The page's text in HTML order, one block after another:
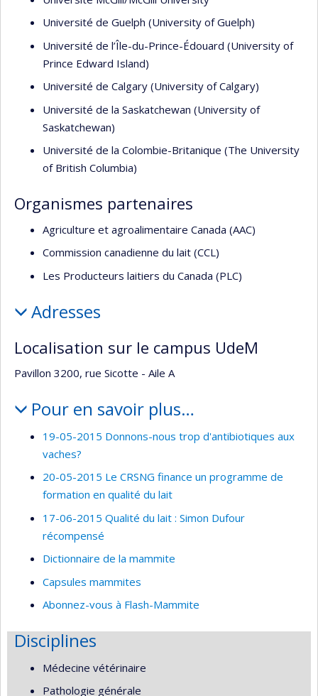
Université de Guelph (University of Guelph)
Université de l’Île-du-Prince-Édouard (University of
Prince Edward Island)
Université de Calgary (University of Calgary)
Université de la Saskatchewan (University of
Saskatchewan)
Université de la Colombie-Britanique (The University
of British Columbia)
Organismes partenaires
Agriculture et agroalimentaire Canada (AAC)
Commission canadienne du lait (CCL)
Les Producteurs laitiers du Canada (PLC)
Adresses
Localisation sur le campus UdeM
Pavillon 3200, rue Sicotte - Aile A
Pour en savoir plus…
19-05-2015 Donnons-nous trop d'antibiotiques aux
vaches?
20-05-2015 Le CRSNG finance un programme de
formation en qualité du lait
17-06-2015 Qualité du lait : Simon Dufour
récompensé
Dictionnaire de la mammite
Capsules mammites
Abonnez-vous à Flash-Mammite
Disciplines
Médecine vétérinaire
Pathologie générale